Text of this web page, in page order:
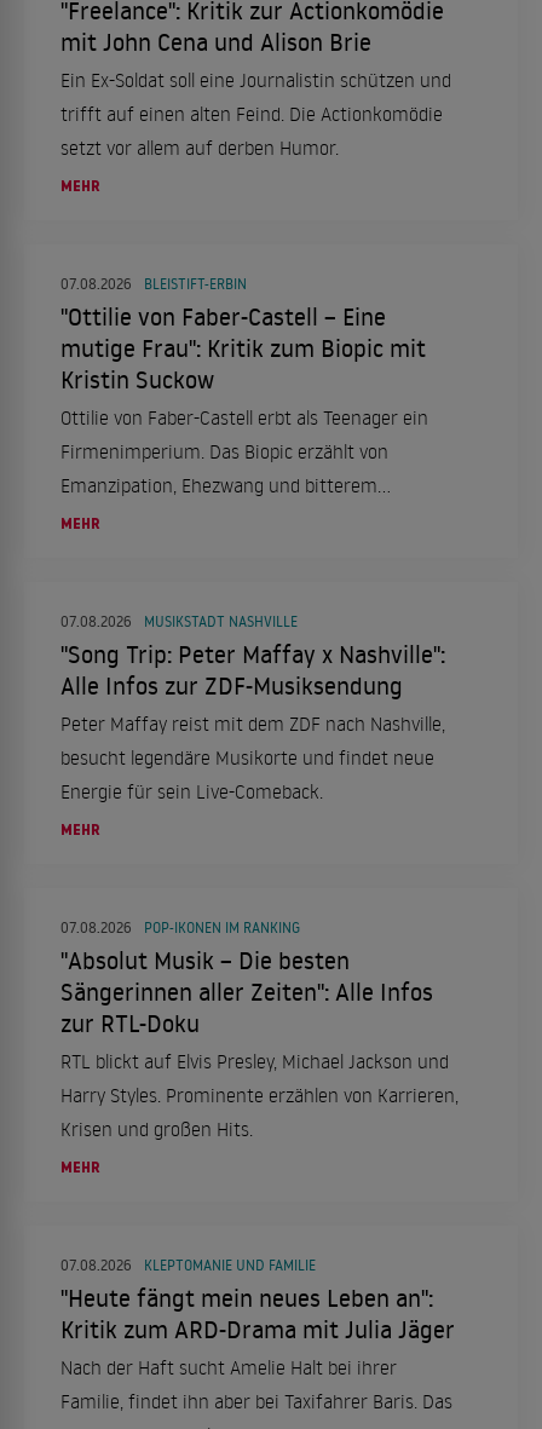
"Freelance": Kritik zur Actionkomödie
mit John Cena und Alison Brie
Ein Ex-Soldat soll eine Journalistin schützen und
trifft auf einen alten Feind. Die Actionkomödie
setzt vor allem auf derben Humor.
MEHR
07.08.2026 BLEISTIFT-ERBIN
"Ottilie von Faber-Castell – Eine
mutige Frau": Kritik zum Biopic mit
Kristin Suckow
Ottilie von Faber-Castell erbt als Teenager ein
Firmenimperium. Das Biopic erzählt von
Emanzipation, Ehezwang und bitterem
Scheitern.
MEHR
07.08.2026 MUSIKSTADT NASHVILLE
"Song Trip: Peter Maffay x Nashville":
Alle Infos zur ZDF-Musiksendung
Peter Maffay reist mit dem ZDF nach Nashville,
besucht legendäre Musikorte und findet neue
Energie für sein Live-Comeback.
MEHR
07.08.2026 POP-IKONEN IM RANKING
"Absolut Musik – Die besten
Sängerinnen aller Zeiten": Alle Infos
zur RTL-Doku
RTL blickt auf Elvis Presley, Michael Jackson und
Harry Styles. Prominente erzählen von Karrieren,
Krisen und großen Hits.
MEHR
07.08.2026 KLEPTOMANIE UND FAMILIE
"Heute fängt mein neues Leben an":
Kritik zum ARD-Drama mit Julia Jäger
Nach der Haft sucht Amelie Halt bei ihrer
Familie, findet ihn aber bei Taxifahrer Baris. Das